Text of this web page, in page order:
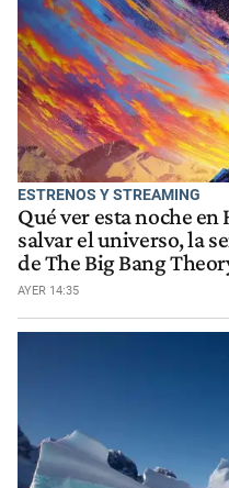
ESTRENOS Y STREAMING
Qué ver esta noche
salvar el universo, la
de The Big Bang
AYER 14:35